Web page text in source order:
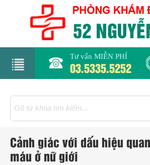
Tư vấn MIỄN PHÍ
03.5335.5252
Cảnh giác với dấu hiệu
máu ở nữ giới